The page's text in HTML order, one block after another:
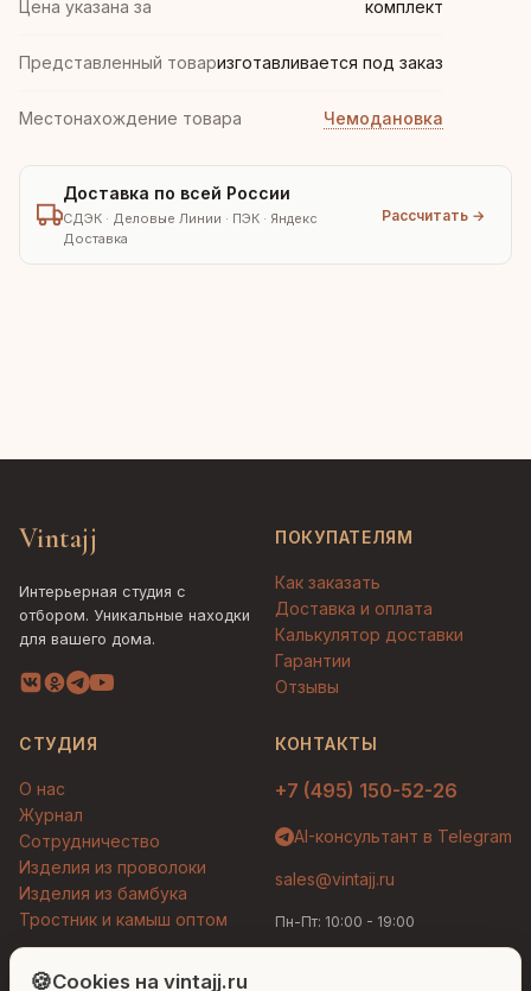
Цена указана за комплект
Представленный товаризготавливается под заказ
Местонахождение товара Чемодановка
Доставка по всей России
СДЭК · Деловые Линии · ПЭК · Яндекс
Доставка
Рассчитать →
Vintajj
Интерьерная студия с
отбором. Уникальные находки
для вашего дома.
ПОКУПАТЕЛЯМ
Как заказать
Доставка и оплата
Калькулятор доставки
Гарантии
Отзывы
СТУДИЯ
О нас
Журнал
Сотрудничество
Изделия из проволоки
Изделия из бамбука
Тростник и камыш оптом
КОНТАКТЫ
+7 (495) 150-52-26
AI-консультант в Telegram
sales@vintajj.ru
Пн-Пт: 10:00 - 19:00
🍪Cookies на vintajj.ru
Людмила